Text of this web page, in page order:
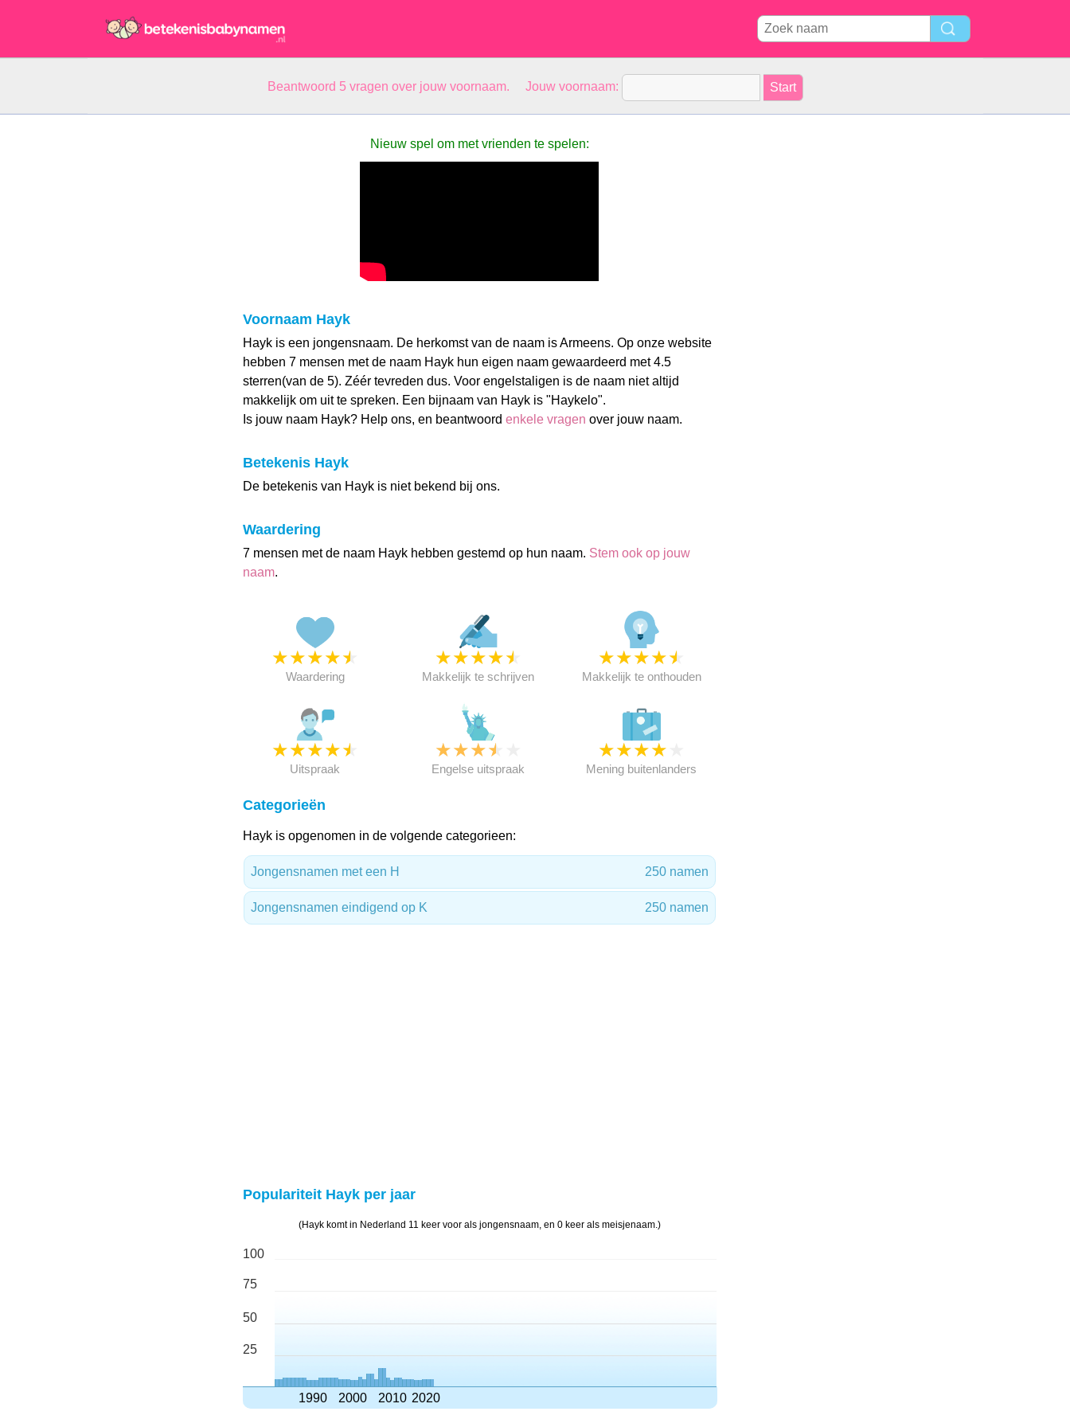
Beantwoord 5 vragen over jouw voornaam. Jouw voornaam:
Nieuw spel om met vrienden te spelen:
Voornaam Hayk
Hayk is een jongensnaam. De herkomst van de naam is Armeens. Op onze website
hebben 7 mensen met de naam Hayk hun eigen naam gewaardeerd met 4.5
sterren(van de 5). Zéér tevreden dus. Voor engelstaligen is de naam niet altijd
makkelijk om uit te spreken. Een bijnaam van Hayk is "Haykelo".
Is jouw naam Hayk? Help ons, en beantwoord enkele vragen over jouw naam.
Betekenis Hayk
De betekenis van Hayk is niet bekend bij ons.
Waardering
7 mensen met de naam Hayk hebben gestemd op hun naam. Stem ook op jouw
naam.
★★★★★
Waardering
★★★★★
Makkelijk te schrijven
★★★★★
Makkelijk te onthouden
★★★★★
Uitspraak
★★★★
Engelse uitspraak
★★★★
Mening buitenlanders
Categorieën
Hayk is opgenomen in de volgende categorieen:
Jongensnamen met een H 250 namen
Jongensnamen eindigend op K 250 namen
Populariteit Hayk per jaar
(Hayk komt in Nederland 11 keer voor als jongensnaam, en 0 keer als meisjenaam.)
100
75
50
25
1990 2000 2010 2020